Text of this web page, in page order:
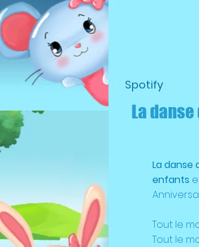
Spotify
La
La danse
enfants
Tout le
Tout le